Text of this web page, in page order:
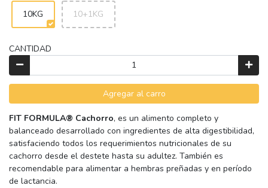
10KG 10+1KG
CANTIDAD
Agregar al carro
FIT FORMULA® Cachorro, es un alimento completo y
balanceado desarrollado con ingredientes de alta digestibilidad,
satisfaciendo todos los requerimientos nutricionales de su
cachorro desde el destete hasta su adultez. También es
recomendable para alimentar a hembras preñadas y en período
de lactancia.